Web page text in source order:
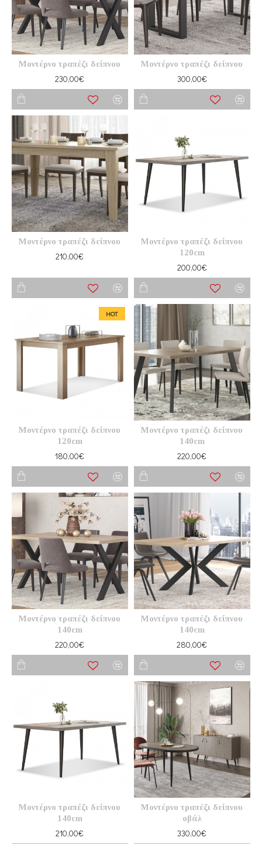
Μοντέρνο τραπέζι δείπνου
230,00€
Μοντέρνο τραπέζι δείπνου
300,00€
Μοντέρνο τραπέζι δείπνου
210,00€
Μοντέρνο τραπέζι δείπνου
120cm
200,00€
HOT
Μοντέρνο τραπέζι δείπνου
120cm
180,00€
Μοντέρνο τραπέζι δείπνου
140cm
220,00€
Μοντέρνο τραπέζι δείπνου
140cm
220,00€
Μοντέρνο τραπέζι δείπνου
140cm
280,00€
Μοντέρνο τραπέζι δείπνου
140cm
210,00€
Μοντέρνο τραπέζι δείπνου
οβάλ
330,00€